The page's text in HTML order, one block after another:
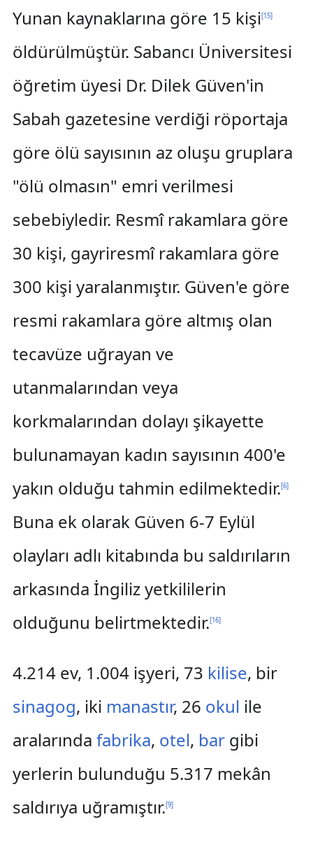
Yunan kaynaklarına göre 15 kişi[15]
öldürülmüştür. Sabancı Üniversitesi
öğretim üyesi Dr. Dilek Güven'in
Sabah gazetesine verdiği röportaja
göre ölü sayısının az oluşu gruplara
"ölü olmasın" emri verilmesi
sebebiyledir. Resmî rakamlara göre
30 kişi, gayriresmî rakamlara göre
300 kişi yaralanmıştır. Güven'e göre
resmi rakamlara göre altmış olan
tecavüze uğrayan ve
utanmalarından veya
korkmalarından dolayı şikayette
bulunamayan kadın sayısının 400'e
yakın olduğu tahmin edilmektedir.[6]
Buna ek olarak Güven 6-7 Eylül
olayları adlı kitabında bu saldırıların
arkasında İngiliz yetkililerin
olduğunu belirtmektedir.[16]
4.214 ev, 1.004 işyeri, 73 kilise, bir
sinagog, iki manastır, 26 okul ile
aralarında fabrika, otel, bargibi
yerlerin bulunduğu 5.317 mekân
saldırıya uğramıştır.[9]